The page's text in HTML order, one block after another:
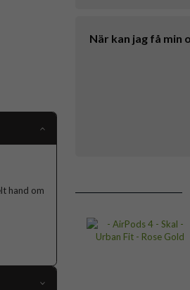
När kan jag få min
hand om